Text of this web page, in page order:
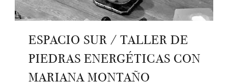
ESPACIO SUR / TALLER DE
PIEDRAS ENERGÉTICAS CON
MARIANA MONTAÑO